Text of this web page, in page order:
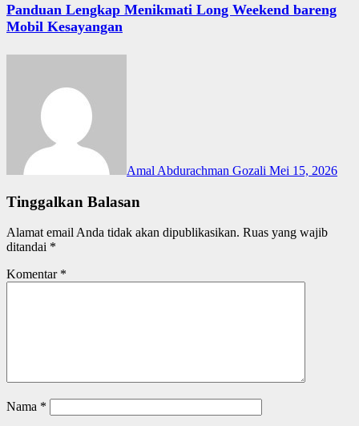
Panduan Lengkap Menikmati Long Weekend bareng
Mobil Kesayangan
Amal Abdurachman Gozali Mei 15, 2026
Tinggalkan Balasan
Alamat email Anda tidak akan dipublikasikan. Ruas yang wajib
ditandai *
Komentar *
Nama *